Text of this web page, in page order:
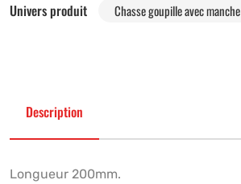
Univers produit Chasse goupille avec manche
Description
Longueur 200mm.